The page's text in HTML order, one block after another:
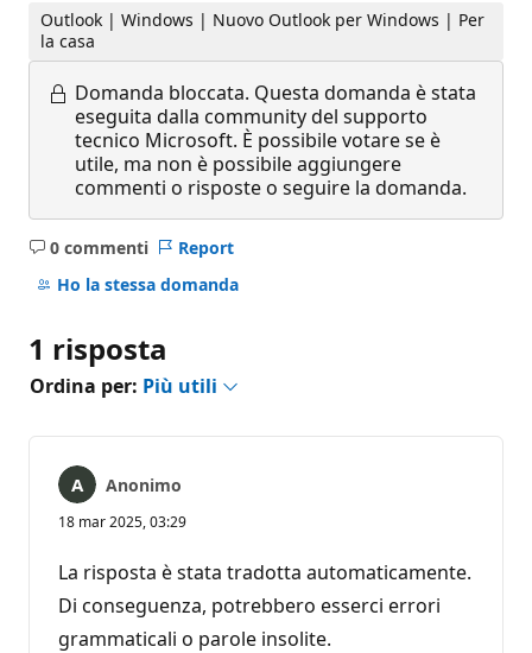
Outlook | Windows | Nuovo Outlook per Windows | Per
la casa
Domanda bloccata. Questa domanda è stata
eseguita dalla community del supporto
tecnico Microsoft. È possibile votare se è
utile, ma non è possibile aggiungere
commenti o risposte o seguire la domanda.
0 commenti
Nessun
commento
Report
Ho la stessa domanda
1 risposta
Ordina per: Più utili
Anonimo
18 mar 2025, 03:29
La risposta è stata tradotta automaticamente.
Di conseguenza, potrebbero esserci errori
grammaticali o parole insolite.